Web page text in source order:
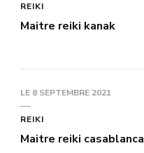
REIKI
Maitre reiki kanak
LE 8 SEPTEMBRE 2021
REIKI
Maitre reiki casablanca